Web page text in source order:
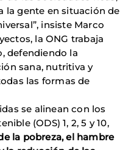
la gente en situación de
insiste Marco
la ONG trabaja
defendiendo la
sana, nutritiva y
las formas de
se alinean con los
(ODS) 1, 2, 5 y 10,
la pobreza, el hambre